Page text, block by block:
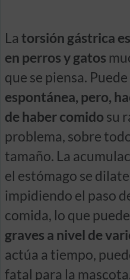
La torsión gástrica
en perros y gatos
que se piensa. Puede
espontánea, pero,
de haber comido su
problema, sobre
tamaño. La
el estómago se
impidiendo el paso
comida, lo que
graves a nivel de
actúa a tiempo,
fatal para la